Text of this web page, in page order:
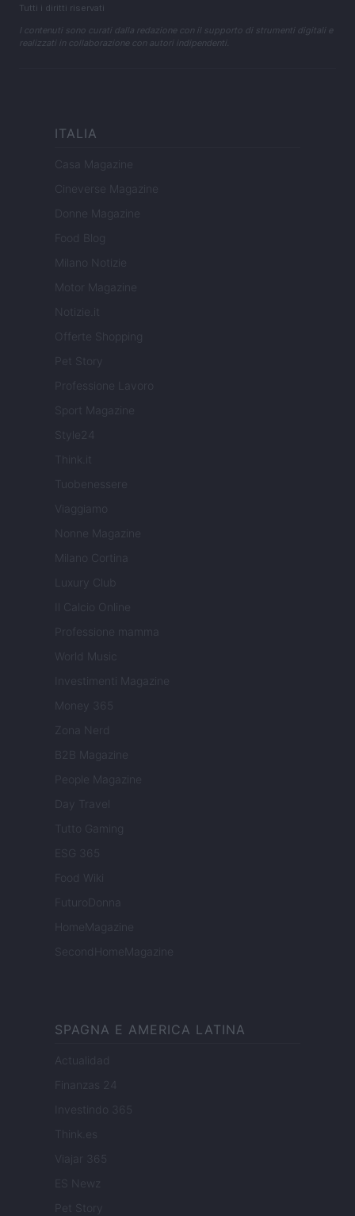
Tutti i diritti riservati
I contenuti sono curati dalla redazione con il supporto di strumenti digitali e
realizzati in collaborazione con autori indipendenti.
ITALIA
Casa Magazine
Cineverse Magazine
Donne Magazine
Food Blog
Milano Notizie
Motor Magazine
Notizie.it
Offerte Shopping
Professione Lavoro
Sport Magazine
Style24
Think.it
Tuobenessere
Viaggiamo
Nonne Magazine
Milano Cortina
Luxury Club
Il Calcio Online
Professione mamma
World Music
Investimenti Magazine
Money 365
Zona Nerd
B2B Magazine
People Magazine
Day Travel
Tutto Gaming
ESG 365
Food Wiki
FuturoDonna
HomeMagazine
SecondHomeMagazine
SPAGNA E AMERICA LATINA
Actualidad
Finanzas 24
Investindo 365
Think.es
Viajar 365
ES Newz